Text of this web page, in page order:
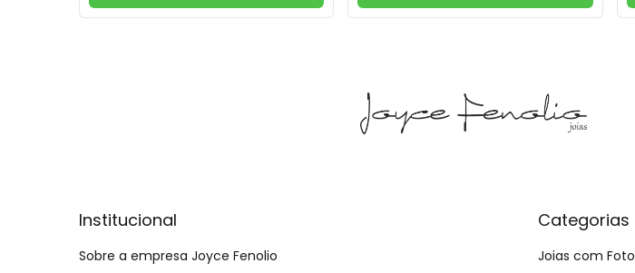
Institucional
Sobre a empresa Joyce Fenolio
Categorias
Joias com Foto